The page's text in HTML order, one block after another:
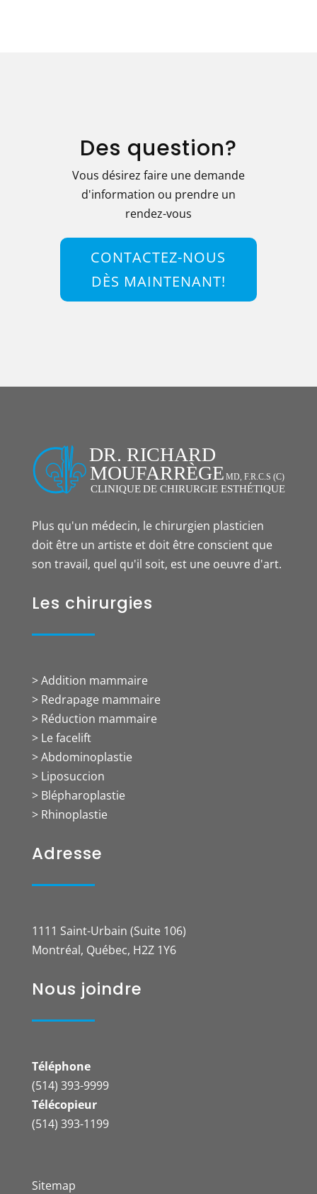
Des question?
Vous désirez faire une demande
d'information ou prendre un
rendez-vous
CONTACTEZ-NOUS
DÈS MAINTENANT!
Plus qu'un médecin, le chirurgien plasticien
doit être un artiste et doit être conscient que
son travail, quel qu'il soit, est une oeuvre d'art.
Les chirurgies
> Addition mammaire
> Redrapage mammaire
> Réduction mammaire
> Le facelift
> Abdominoplastie
> Liposuccion
> Blépharoplastie
> Rhinoplastie
Adresse
1111 Saint-Urbain (Suite 106)
Montréal, Québec, H2Z 1Y6
Nous joindre
Téléphone
(514) 393-9999
Télécopieur
(514) 393-1199
Sitemap